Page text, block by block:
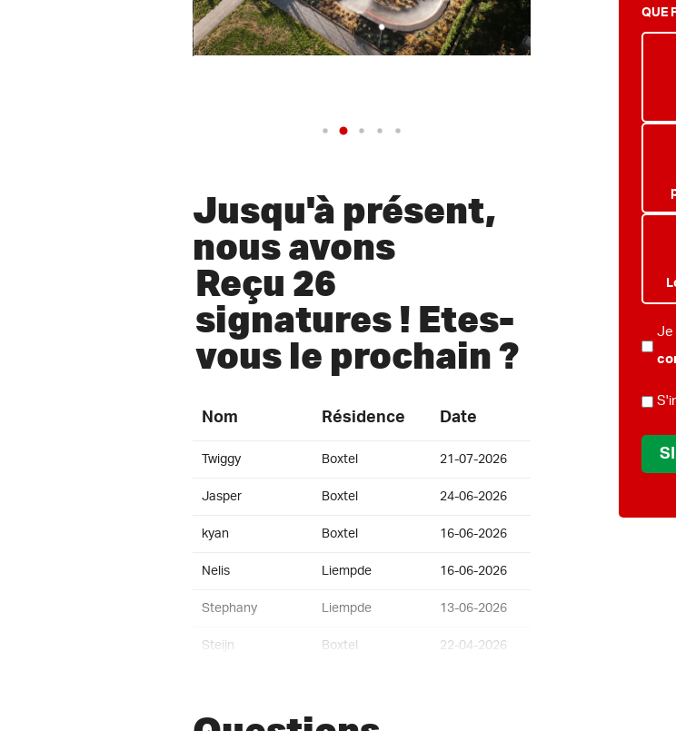
Jusqu'à présent,
nous avons
Reçu 26
signatures ! Etes-
vous le prochain ?
Nom Résidence Date
Twiggy Boxtel 21-07-2026
Jasper Boxtel 24-06-2026
kyan Boxtel 16-06-2026
Nelis Liempde 16-06-2026
Stephany Liempde 13-06-2026
Steijn Boxtel 22-04-2026
josanne
QUE
DE
Je